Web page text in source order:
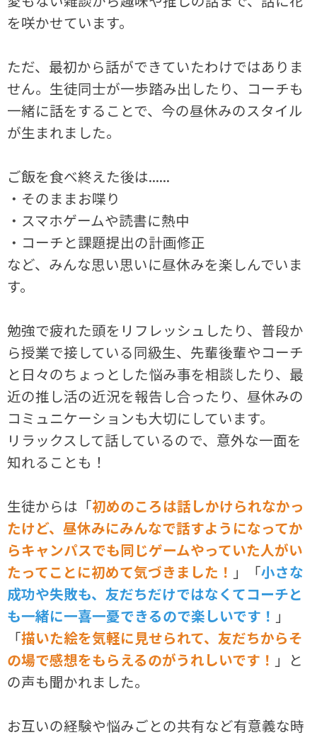
を咲かせています。
ただ、最初から話ができていたわけではありま
せん。生徒同士が一歩踏み出したり、コーチも
一緒に話をすることで、今の昼休みのスタイル
が生まれました。
ご飯を食べ終えた後は......
・そのままお喋り
・スマホゲームや読書に熱中
・コーチと課題提出の計画修正
など、みんな思い思いに昼休みを楽しんでいま
す。
勉強で疲れた頭をリフレッシュしたり、普段か
ら授業で接している同級生、先輩後輩やコーチ
と日々のちょっとした悩み事を相談したり、最
近の推し活の近況を報告し合ったり、昼休みの
コミュニケーションも大切にしています。
リラックスして話しているので、意外な一面を
知れることも！
生徒からは「初めのころは話しかけられなかっ
たけど、昼休みにみんなで話すようになってか
らキャンパスでも同じゲームやっていた人がい
たってことに初めて気づきました！ 」「小さな
成功や失敗も、友だちだけではなくてコーチと
も一緒に一喜一憂できるので楽しいです！ 」
「描いた絵を気軽に見せられて、友だちからそ
の場で感想をもらえるのがうれしいです！ 」と
の声も聞かれました。
お互いの経験や悩みごとの共有など有意義な時